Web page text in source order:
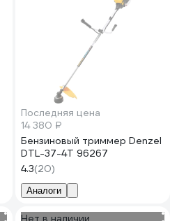
Последняя цена
14 380 ₽
Бензиновый триммер Denzel
DTL-37-4T 96267
4.3(20)
Аналоги
Нет в наличии